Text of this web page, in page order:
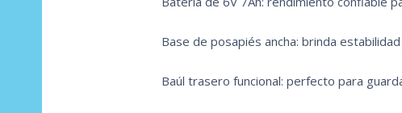
Base de posapiés ancha: brinda
Baúl trasero funcional: perfecto para